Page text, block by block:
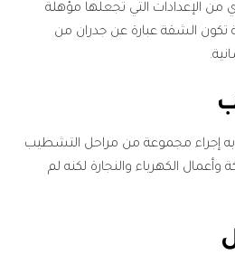
من الإعدادات التي تجعلها مؤهلة
تكون الشقة عبارة عن جدران من
إجراء مجموعة من مراحل التشطيب
الكهرباء والنجارة لكنه لم